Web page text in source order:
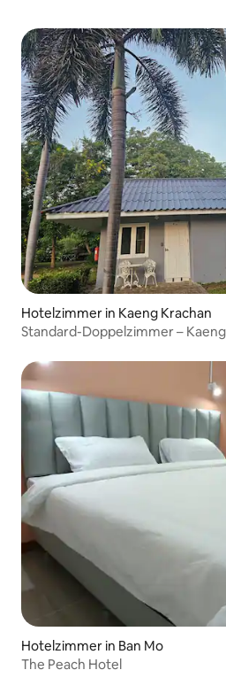
Hotelzimmer in Kaeng Krachan
Standard-Doppelzimmer –
Hotelzimmer in Ban Mo
The Peach Hotel